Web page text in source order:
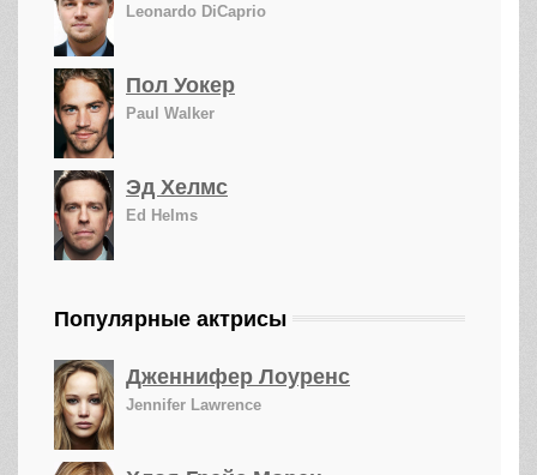
Leonardo DiCaprio
Пол Уокер
Paul Walker
Эд Хелмс
Ed Helms
Популярные актрисы
Дженнифер Лоуренс
Jennifer Lawrence